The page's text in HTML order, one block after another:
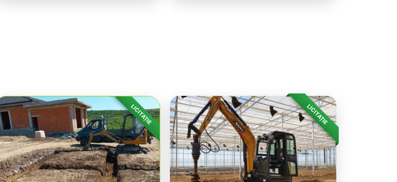
LICITAȚIE LICITAȚIE